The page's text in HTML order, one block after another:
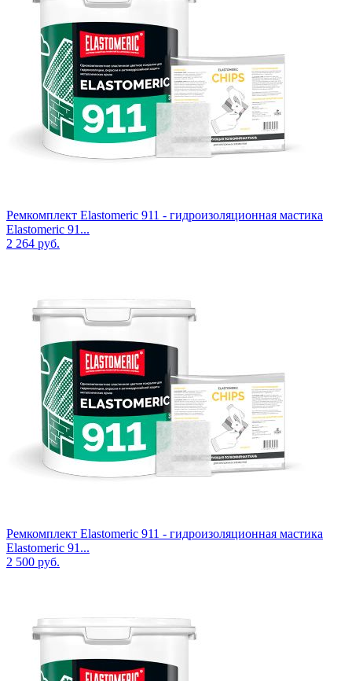
Ремкомплект Elastomeric 911 - гидроизоляционная мастика
Elastomeric 91...
2 264 руб.
Ремкомплект Elastomeric 911 - гидроизоляционная мастика
Elastomeric 91...
2 500 руб.